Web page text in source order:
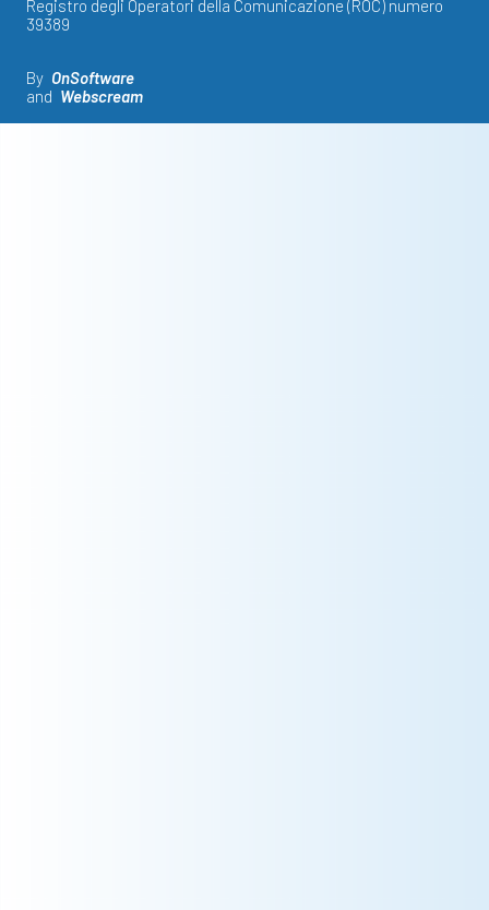
Registro degli Operatori della Comunicazione (ROC) numero
39389
By OnSoftware
and Webscream